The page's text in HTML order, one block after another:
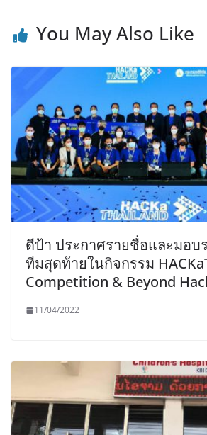
You May Also Like
ดีป้า ประกาศรายชื่อและมอบ
ทีมสุดท้ายในกิจกรรม
Competition & Beyond
11/04/2022